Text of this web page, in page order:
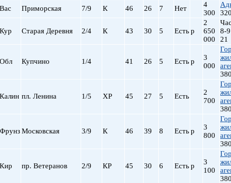
Технологический ин-т
ул. Дыбенко
Чернышевская
Вас Приморская 7/9 К 46 26 7 Нет
4
300
Кур Старая Деревня 2/4 К 43 30 5 Естьр
2
650
000
8-
21
Обл Купчино 1/4 41 26 5 Естьр
3
000
Калин пл. Ленина 1/5 ХР 45 27 5 Есть
2
700
ФрунзМосковская 3/9 К 46 39 8 Естьр
3
800
Кир пр. Ветеранов 2/9 КР 45 30 6 Естьр
3
100